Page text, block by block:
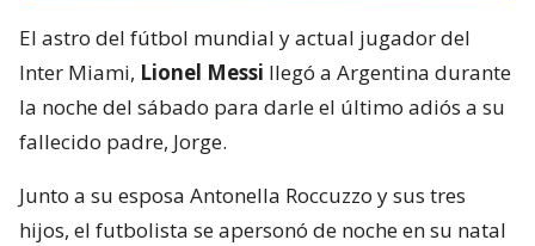
El astro del fútbol mundial y actual jugador del
Inter Miami, Lionel Messi llegó a Argentina durante
la noche del sábado para darle el último adiós a su
fallecido padre, Jorge.
Junto a su esposa Antonella Roccuzzo y sus tres
hijos, el futbolista se apersonó de noche en su natal